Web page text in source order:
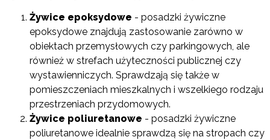
Żywice epoksydowe - posadzki żywiczne
epoksydowe znajdują zastosowanie zarówno w
obiektach przemysłowych czy parkingowych, ale
również w strefach użyteczności publicznej czy
wystawienniczych. Sprawdzają się także w
pomieszczeniach mieszkalnych i wszelkiego rodzaju
przestrzeniach przydomowych.
Żywice poliuretanowe - posadzki żywiczne
poliuretanowe idealnie sprawdzą się na stropach czy